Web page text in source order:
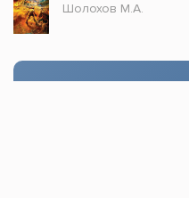
Шолохов М.А.